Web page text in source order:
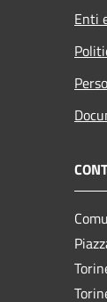
Enti